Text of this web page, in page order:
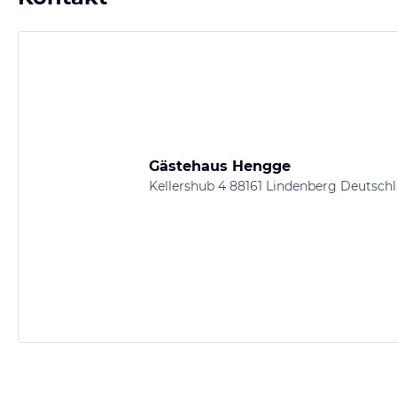
Gästehaus Hengge
Kellershub 4 88161 Lindenberg